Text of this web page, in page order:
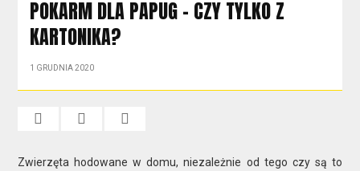
POKARM DLA PAPUG – CZY TYLKO Z
KARTONIKA?
1 GRUDNIA 2020
​Zwierzęta hodowane w domu, niezależnie od tego czy są to